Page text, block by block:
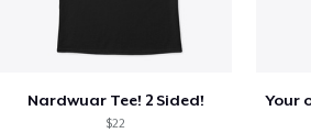
Nardwuar Tee! 2 Sided!
$22